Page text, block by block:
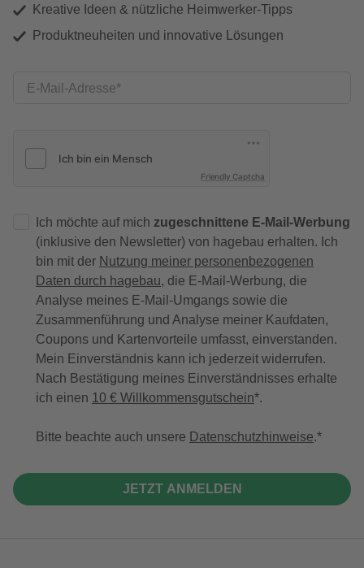
Kreative Ideen & nützliche Heimwerker-Tipps
Produktneuheiten und innovative Lösungen
E-Mail-Adresse
Friendly Captcha
Ich möchte auf mich zugeschnittene E-Mail-Werbung
(inklusive den Newsletter) von hagebau erhalten. Ich
bin mit der Nutzung meiner personenbezogenen
Daten durch hagebau, die E-Mail-Werbung, die
Analyse meines E-Mail-Umgangs sowie die
Zusammenführung und Analyse meiner Kaufdaten,
Coupons und Kartenvorteile umfasst, einverstanden.
Mein Einverständnis kann ich jederzeit widerrufen.
Nach Bestätigung meines Einverständnisses erhalte
ich einen 10 € Willkommensgutschein*.
Bitte beachte auch unsere Datenschutzhinweise.
JETZT ANMELDEN